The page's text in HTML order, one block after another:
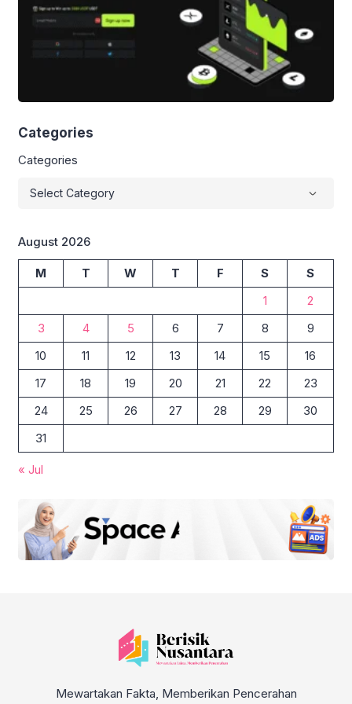
Categories
Categories
August 2026
M T W T F S
S
1
2
3
4 5 6 7 8
9
10
11 12 13 14 15
16
17
18 19 20 21 22
23
24
25 26 27 28 29
30
31
« Jul
Mewartakan Fakta, Memberikan Pencerahan